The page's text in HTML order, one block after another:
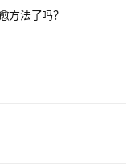
方法了吗？